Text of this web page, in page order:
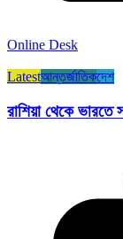
Online Desk
Latestআন্তর্জাতিকদেশ
রাশিয়া থেকে